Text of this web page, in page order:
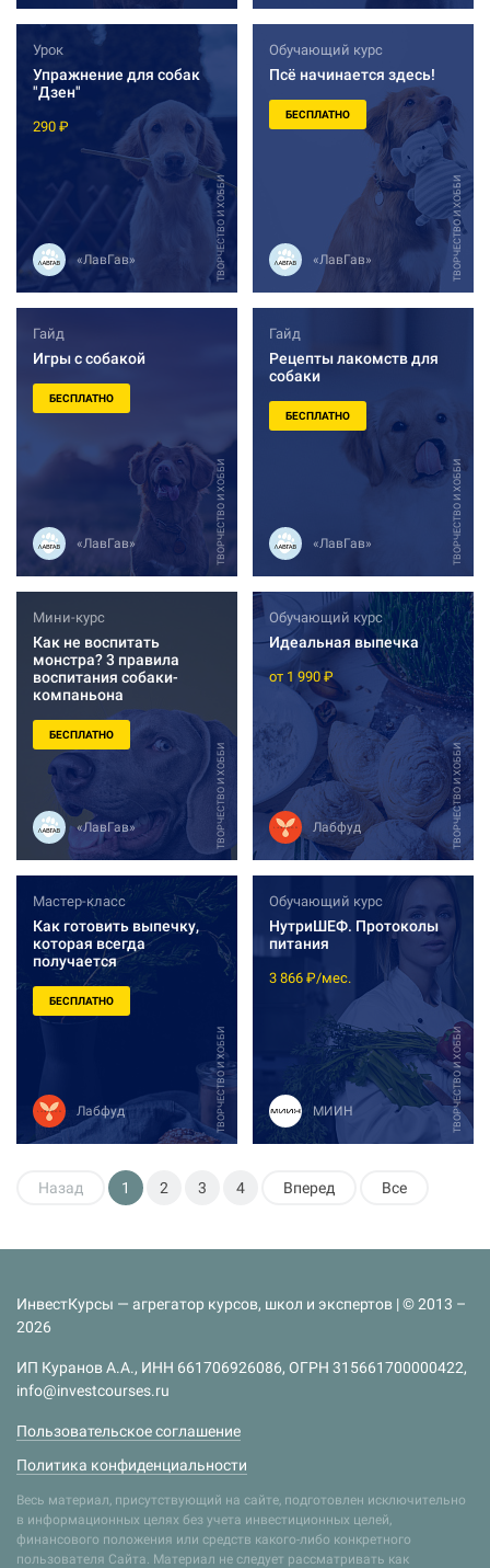
ТВОРЧЕСТВО И ХОББИ
Урок
Упражнение для собак
"Дзен"
290 ₽
«ЛавГав» ТВОРЧЕСТВО И ХОББИ
Обучающий курс
Псё начинается здесь!
БЕСПЛАТНО
«ЛавГав»
ТВОРЧЕСТВО И ХОББИ
Гайд
Игры с собакой
БЕСПЛАТНО
«ЛавГав» ТВОРЧЕСТВО И ХОББИ
Гайд
Рецепты лакомств для
собаки
БЕСПЛАТНО
«ЛавГав»
ТВОРЧЕСТВО И ХОББИ
Мини-курс
Как не воспитать
монстра? 3 правила
воспитания собаки-
компаньона
БЕСПЛАТНО
«ЛавГав» ТВОРЧЕСТВО И ХОББИ
Обучающий курс
Идеальная выпечка
от 1 990 ₽
Лабфуд
ТВОРЧЕСТВО И ХОББИ
Мастер-класс
Как готовить выпечку,
которая всегда
получается
БЕСПЛАТНО
Лабфуд ТВОРЧЕСТВО И ХОББИ
Обучающий курс
НутриШЕФ. Протоколы
питания
3 866 ₽/мес.
МИИН
Назад 1 2 3 4 Вперед Все
ИнвестКурсы — агрегатор курсов, школ и экспертов | © 2013 –
2026
ИП Куранов А.А., ИНН 661706926086, ОГРН 315661700000422,
info@investcourses.ru
Пользовательское соглашение
Политика конфиденциальности
Весь материал, присутствующий на сайте, подготовлен исключительно
в информационных целях без учета инвестиционных целей,
финансового положения или средств какого-либо конкретного
пользователя Сайта. Материал не следует рассматривать как